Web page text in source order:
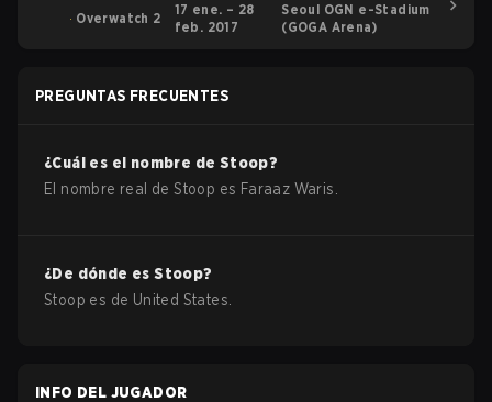
Overwatch 2
17 ene. – 28
feb. 2017
Seoul OGN e-Stadium
(GOGA Arena)
PREGUNTAS FRECUENTES
¿Cuál es el nombre de Stoop?
El nombre real deStoop es Faraaz Waris
¿De dónde esStoop?
Stoop es de United States
INFO DEL JUGADOR